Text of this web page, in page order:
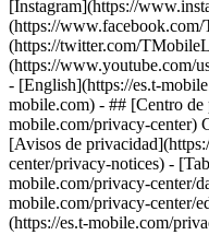
[Instagram](https://
(https://
(https://twitter.com/
(https://www.youtube.com/
- [English](https://es.t-
mobile.com) - ## [Centro de
mobile.com/privacy-center)
[Avisos de
center/privacy-notices) -
mobile.com/privacy-center/
mobile.com/privacy-center/
(https://es.t-mobile.com/